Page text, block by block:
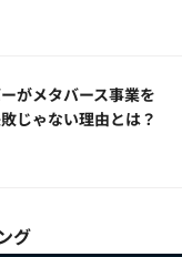
がメタバース事業を
じゃない理由とは？
グ